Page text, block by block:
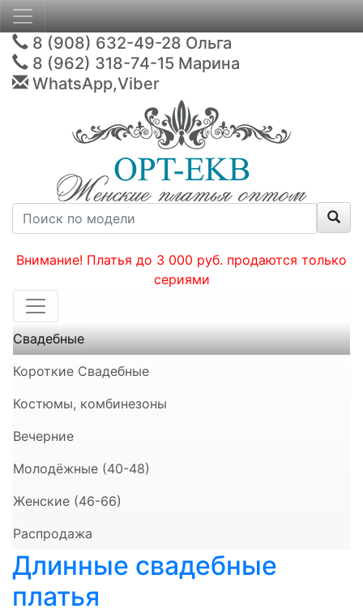
8 (908) 632-49-28 Ольга
8 (962) 318-74-15 Марина
WhatsApp,Viber
Внимание! Платья до 3 000 руб. продаются только
сериями
Свадебные
Короткие Свадебные
Костюмы, комбинезоны
Вечерние
Молодёжные (40-48)
Женские (46-66)
Распродажа
Длинные свадебные
платья